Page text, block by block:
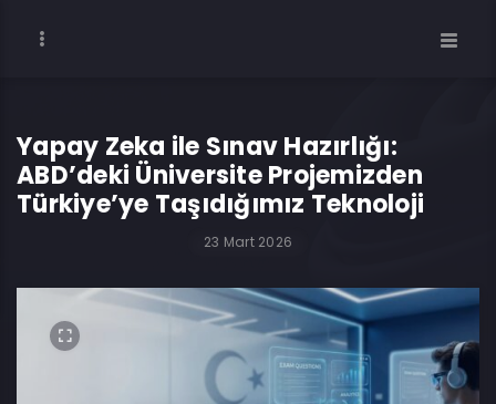
Yapay Zeka ile Sınav Hazırlığı:
ABD’deki Üniversite Projemizden
Türkiye’ye Taşıdığımız Teknoloji
23 Mart 2026